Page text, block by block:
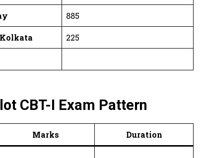
885
225
CBT-I Exam Pattern
Marks Duration